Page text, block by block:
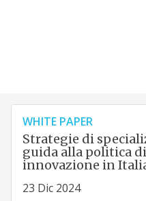
WHITE PAPER
Strategie di
guida alla politica
innovazione in
23 Dic 2024